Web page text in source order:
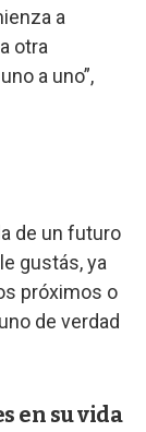
a
otra
a uno”,
de un futuro
gustás, ya
próximos o
de verdad
en su vida